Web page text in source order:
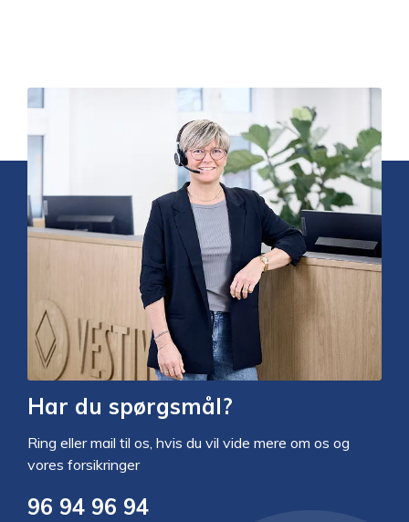
Har du spørgsmål?
Ring eller mail til os, hvis du vil vide mere om os og
vores forsikringer
96 94 96 94